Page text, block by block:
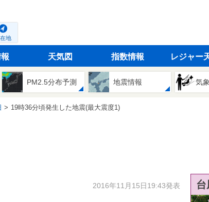
地
天気図 指数情報 レジャー
PM2.5分布予測 地震情報 気
19時36分頃発生した地震(最大震度1)
2016年11月15日19:43発表